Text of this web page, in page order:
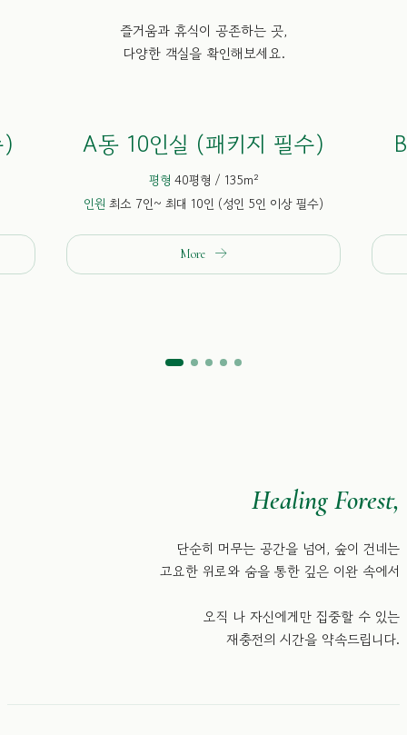
즐거움과 휴식이 공존하는 곳,
다양한 객실을 확인해보세요.
A동 10인실 (패키지 필수)
평형 40평형 / 135m²
인원 최소 7인~ 최대 10인 (성인 5인 이상 필수)
More
Healing Forest,
단순히 머무는 공간을 넘어, 숲이 건네는
고요한 위로와 숨을 통한 깊은 이완 속에서
오직 나 자신에게만 집중할 수 있는
재충전의 시간을 약속드립니다.